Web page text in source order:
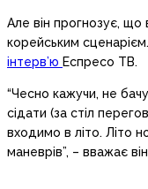
Але він прогнозує, що
корейським
інтерв’ю Еспресо ТВ.
“Чесно кажучи, не
сідати (за стіл
входимо в літо. Літо
маневрів”, – вважає